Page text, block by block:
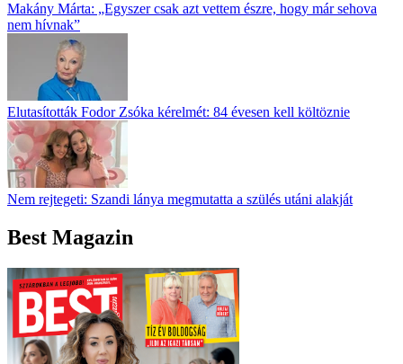
Makány Márta: „Egyszer csak azt vettem észre, hogy már sehova
nem hívnak”
Elutasították Fodor Zsóka kérelmét: 84 évesen kell költöznie
Nem rejtegeti: Szandi lánya megmutatta a szülés utáni alakját
Best Magazin